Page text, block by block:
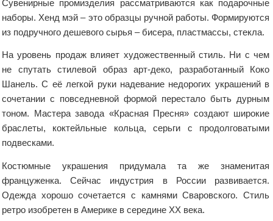
Сувенирные промизделия рассматриваются как подарочные
наборы. Хенд мэй – это образцы ручной работы. Формируются
из подручного дешевого сырья – бисера, пластмассы, стекла.
На уровень продаж влияет художественный стиль. Ни с чем
не спутать стилевой образ арт-деко, разработанный Коко
Шанель. С её легкой руки надевание недорогих украшений в
сочетании с повседневной формой перестало быть дурным
тоном. Мастера завода «Красная Пресня» создают широкие
браслеты, коктейльные кольца, серьги с продолговатыми
подвесками.
Костюмные украшения придумала та же знаменитая
француженка. Сейчас индустрия в России развивается.
Одежда хорошо сочетается с камнями Сваровского. Стиль
ретро изобретен в Америке в середине ХХ века.